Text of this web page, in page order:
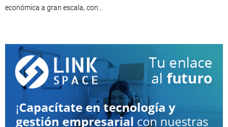
económica a gran escala, con...